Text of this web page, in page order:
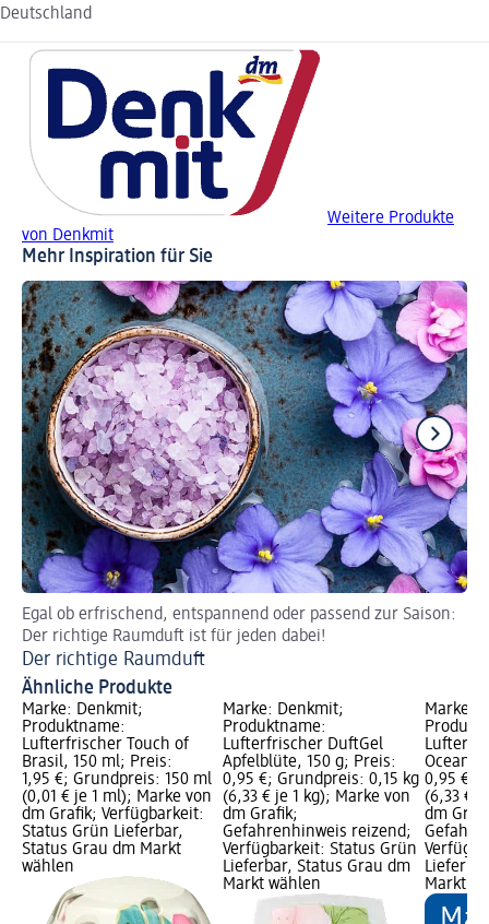
Deutschland
Weitere Produkte
von Denkmit
Mehr Inspiration für Sie
Egal ob erfrischend, entspannend oder passend zur Saison:
Der richtige Raumduft ist für jeden dabei!
Der richtige Raumduft
Ähnliche Produkte
Marke: Denkmit;
Produktname:
Lufterfrischer Touch of
Brasil, 150 ml; Preis:
1,95 €; Grundpreis: 150 ml
(0,01 € je 1 ml); Marke von
dm Grafik; Verfügbarkeit:
Status Grün Lieferbar,
Status Grau dm Markt
wählen
Marke: Denkmit;
Produktname:
Lufterfrischer DuftGel
Apfelblüte, 150 g; Preis:
0,95 €; Grundpreis: 0,15 kg
(6,33 € je 1 kg); Marke von
dm Grafik;
Gefahrenhinweis reizend;
Verfügbarkeit: Status Grün
Lieferbar, Status Grau dm
Markt wählen
Marke:
Ocean
0,95 €;
(6,33 €
dm
Markt